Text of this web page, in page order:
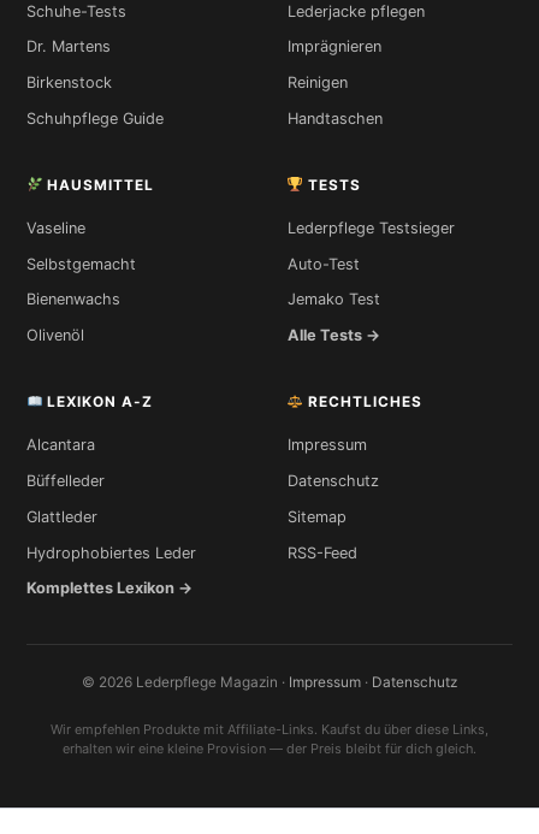
Schuhe-Tests
Dr. Martens
Birkenstock
Schuhpflege Guide
Lederjacke pflegen
Imprägnieren
Reinigen
Handtaschen
HAUSMITTEL
Vaseline
Selbstgemacht
Bienenwachs
Olivenöl
TESTS
Lederpflege Testsieger
Auto-Test
Jemako Test
Alle Tests →
LEXIKON A-Z
Alcantara
Büffelleder
Glattleder
Hydrophobiertes Leder
Komplettes Lexikon →
RECHTLICHES
Impressum
Datenschutz
Sitemap
RSS-Feed
© 2026 Lederpflege Magazin · Impressum · Datenschutz
Wir empfehlen Produkte mit Affiliate-Links. Kaufst du über diese Links,
erhalten wir eine kleine Provision — der Preis bleibt für dich gleich.